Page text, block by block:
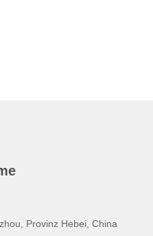
Provinz Hebei, China